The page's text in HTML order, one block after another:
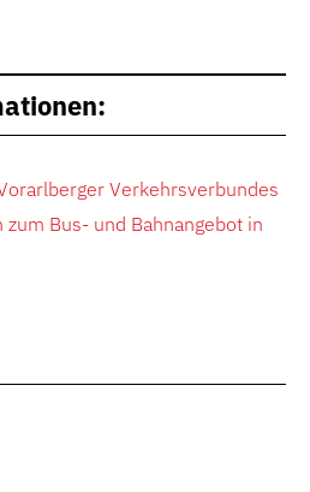
Verkehrsverbundes
Bus- und Bahnangebot in